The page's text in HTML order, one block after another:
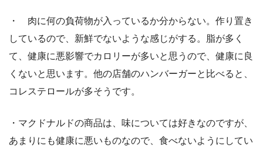
・ 肉に何の負荷物が入っているか分からない。作り置き
しているので、新鮮でないような感じがする。脂が多く
て、健康に悪影響でカロリーが多いと思うので、健康に良
くないと思います。他の店舗のハンバーガーと比べると、
コレステロールが多そうです。
・マクドナルドの商品は、味については好きなのですが、
あまりにも健康に悪いものなので、食べないようにしてい